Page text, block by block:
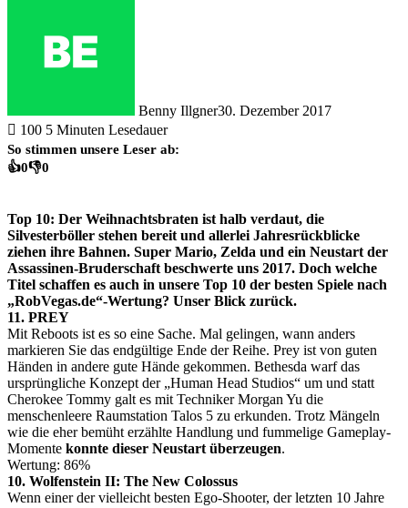
Benny Illgner30. Dezember 2017
100 5 Minuten Lesedauer
So stimmen unsere Leser ab:
👍0👎0
Top 10: Der Weihnachtsbraten ist halb verdaut, die
Silvesterböller stehen bereit und allerlei Jahresrückblicke
ziehen ihre Bahnen. Super Mario, Zelda und ein Neustart der
Assassinen-Bruderschaft beschwerte uns 2017. Doch welche
Titel schaffen es auch in unsere Top 10 der besten Spiele nach
„RobVegas.de“-Wertung? Unser Blick zurück.
11. PREY
Mit Reboots ist es so eine Sache. Mal gelingen, wann anders
markieren Sie das endgültige Ende der Reihe. Prey ist von guten
Händen in andere gute Hände gekommen. Bethesda warf das
ursprüngliche Konzept der „Human Head Studios“ um und statt
Cherokee Tommy galt es mit Techniker Morgan Yu die
menschenleere Raumstation Talos 5 zu erkunden. Trotz Mängeln
wie die eher bemüht erzählte Handlung und fummelige Gameplay-
Momente konnte dieser Neustart überzeugen.
Wertung: 86%
10. Wolfenstein II: The New Colossus
Wenn einer der vielleicht besten Ego-Shooter, der letzten 10 Jahre